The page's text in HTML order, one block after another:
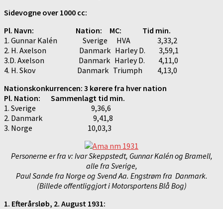
Sidevogne over 1000 cc:
Pl. Navn: Nation: MC: Tid min.
1. Gunnar Kalén Sverige HVA 3,33,2
2. H. Axelson Danmark Harley D. 3,59,1
3.D. Axelson Danmark Harley D. 4,11,0
4. H. Skov Danmark Triumph 4,13,0
Nationskonkurrencen: 3 kørere fra hver nation
Pl. Nation: Sammenlagt tid min.
1. Sverige 9,36,6
2. Danmark 9,41,8
3. Norge 10,03,3
Personerne er fra v: Ivar Skeppstedt, Gunnar Kalén og Bramell,
alle fra Sverige,
Paul Sande fra Norge og Svend Aa. Engstrøm fra Danmark.
(Billede offentliggjort i Motorsportens Blå Bog)
1. Efterårsløb, 2. August 1931: